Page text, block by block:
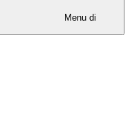
Menu di